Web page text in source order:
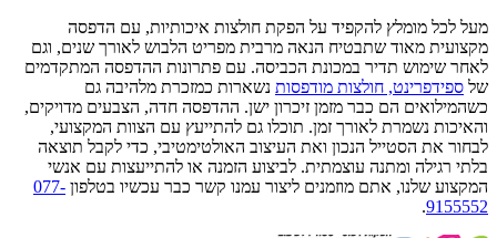
מעל לכל מומלץ להקפיד על הפקת חולצות איכותיות, עם הדפסה
מקצועית מאוד שתבטיח הנאה מרבית מפריט הלבוש לאורך שנים, וגם
לאחר שימוש תדיר במכונת הכביסה. עם פתרונות ההדפסה המתקדמים
של ספידפרינט, חולצות מודפסות נשארות כמזכרת מלהיבה גם
כשהמילואים הם כבר מזמן זיכרון ישן. ההדפסה חדה, הצבעים מדויקים,
והאיכות נשמרת לאורך זמן. תוכלו גם להתייעץ עם הצוות המקצועי,
לבחור את הסטייל הנכון ואת העיצוב האולטימטיבי, כדי לקבל תוצאה
בלתי רגילה ומתנה עוצמתית. לביצוע הזמנה או להתייעצות עם אנשי
המקצוע שלנו, אתם מוזמנים ליצור עמנו קשר כבר עכשיו בטלפון 077-
9155552
.